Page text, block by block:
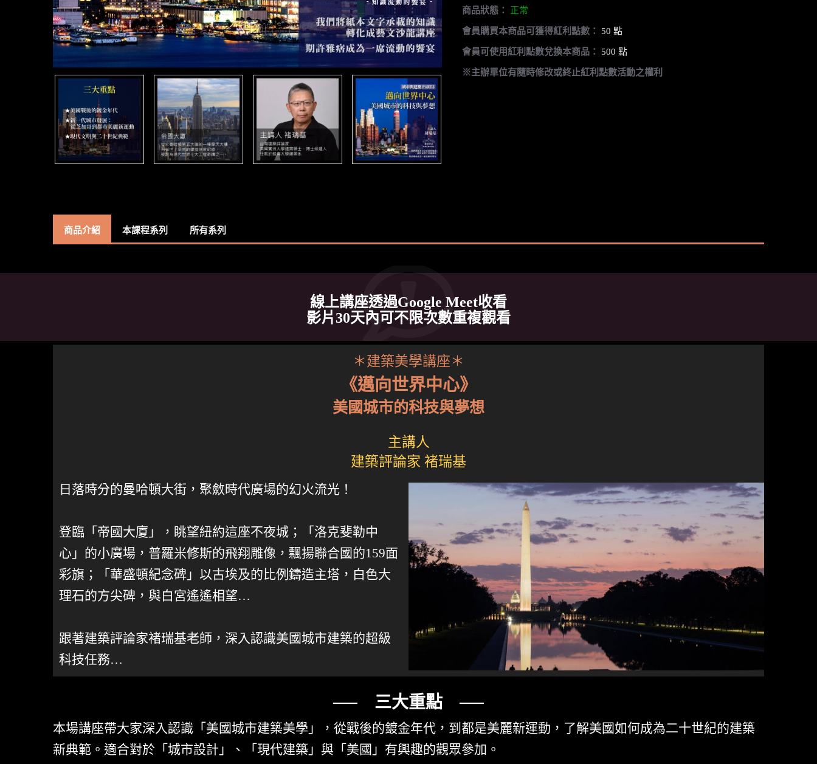
商品狀態： 正常
會員購買本商品可獲得紅利點數： 50 點
會員可使用紅利點數兌換本商品： 500 點
※主辦單位有隨時修改或終止紅利點數活動之權利
商品介紹 本課程系列 所有系列
線上講座透過Google Meet收看
影片30天內可不限次數重複觀看
＊建築美學講座＊
《邁向世界中心》
美國城市的科技與夢想
主講人
建築評論家 褚瑞基
日落時分的曼哈頓大街，聚斂時代廣場的幻火流光！
登臨「帝國大廈」，眺望紐約這座不夜城；「洛克斐勒中
心」的小廣場，普羅米修斯的飛翔雕像，飄揚聯合國的159面
彩旗；「華盛頓紀念碑」以古埃及的比例鑄造主塔，白色大
理石的方尖碑，與白宮遙遙相望…
跟著建築評論家褚瑞基老師，深入認識美國城市建築的超級
科技任務…
── 三大重點 ──
本場講座帶大家深入認識「美國城市建築美學」，從戰後的鍍金年代，到都是美麗新運動，了解美國如何成為二十世紀的建築
新典範。適合對於「城市設計」、「現代建築」與「美國」有興趣的觀眾參加。